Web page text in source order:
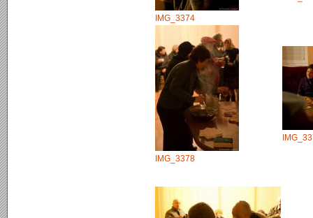
IMG_3374
IMG_3378